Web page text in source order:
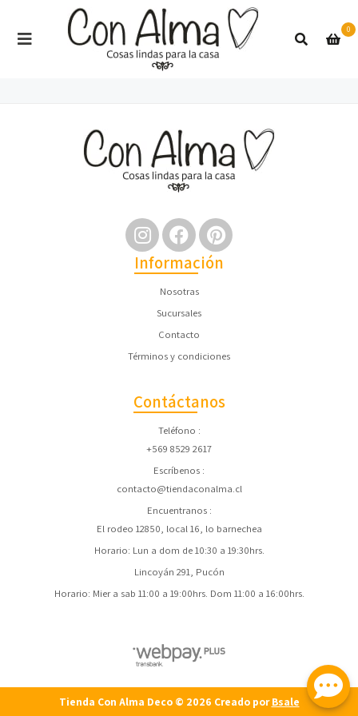
0
Información
Nosotras
Sucursales
Contacto
Términos y condiciones
Contáctanos
Teléfono
+569 8529 2617
Escríbenos
contacto@tiendaconalma.cl
Encuentranos
El rodeo 12850, local 16, lo barnechea
Horario: Lun a dom de 10:30 a 19:30hrs.
Lincoyán 291, Pucón
Horario: Mier a sab 11:00 a 19:00hrs. Dom 11:00 a 16:00hrs.
Tienda Con Alma Deco © 2026 Creado porBsale